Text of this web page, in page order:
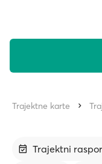
Trajektne karte
Trajektni